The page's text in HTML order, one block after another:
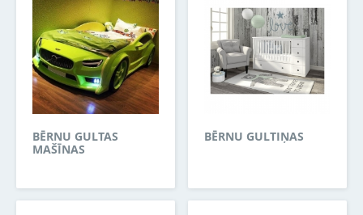
BĒRNU GULTAS
MAŠĪNAS
BĒRNU GULTIŅAS